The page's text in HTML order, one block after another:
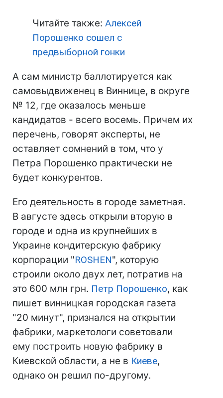
Читайте также: Алексей
Порошенко сошел с
предвыборной гонки
А сам министр баллотируется как
самовыдвиженец в Виннице, в округе
№ 12, где оказалось меньше
кандидатов - всего восемь. Причем их
перечень, говорят эксперты, не
оставляет сомнений в том, что у
Петра Порошенко практически не
будет конкурентов.
Его деятельность в городе заметная.
В августе здесь открыли вторую в
городе и одна из крупнейших в
Украине кондитерскую фабрику
корпорации "ROSHEN", которую
строили около двух лет, потратив на
это 600 млн грн. Петр Порошенко, как
пишет винницкая городская газета
"20 минут", признался на открытии
фабрики, маркетологи советовали
ему построить новую фабрику в
Киевской области, а не в Киеве,
однако он решил по-другому.